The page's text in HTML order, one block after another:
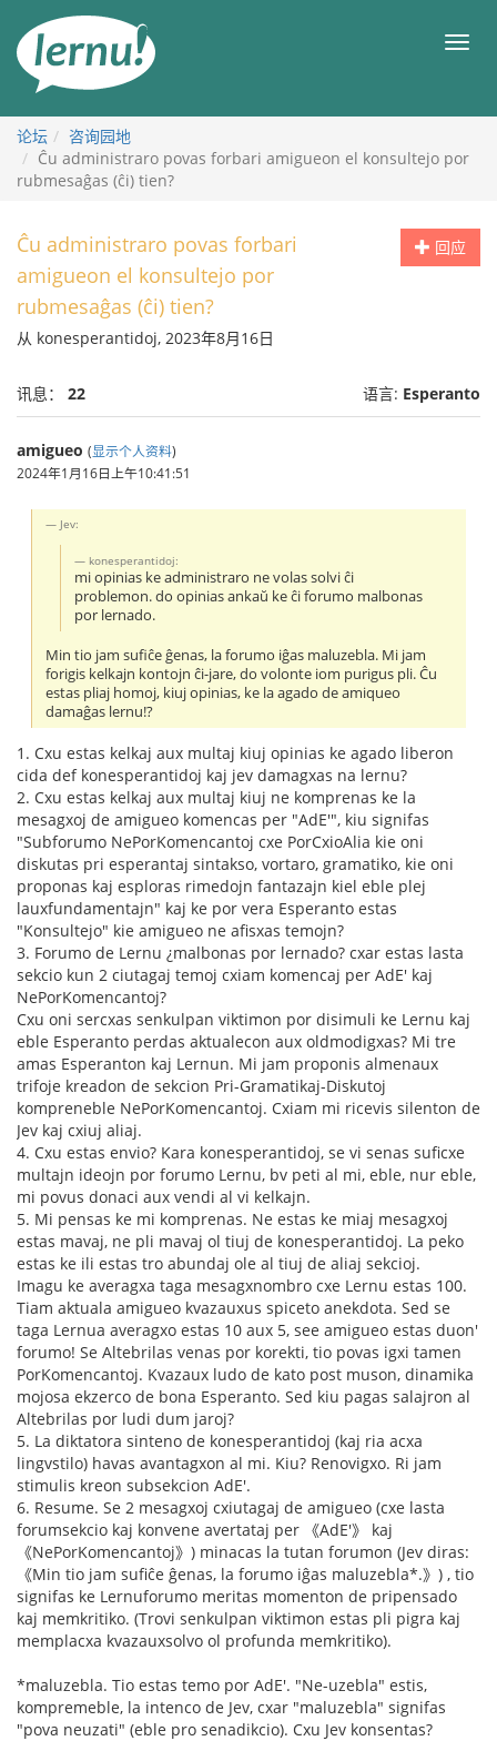
目
论坛
咨询园地
Ĉu administraro povas forbari amigueon el konsultejo por
rubmesaĝas (ĉi) tien?
回应
Ĉu administraro povas forbari
amigueon el konsultejo por
rubmesaĝas (ĉi) tien?
从 konesperantidoj, 2023年8月16日
讯息： 22 语言: Esperanto
amigueo (显示个人资料)
2024年1月16日上午10:41:51
Jev:
konesperantidoj:
mi opinias ke administraro ne volas solvi ĉi
problemon. do opinias ankaŭ ke ĉi forumo malbonas
por lernado.
Min tio jam sufiĉe ĝenas, la forumo iĝas maluzebla. Mi jam
forigis kelkajn kontojn ĉi-jare, do volonte iom purigus pli. Ĉu
estas pliaj homoj, kiuj opinias, ke la agado de amiqueo
damaĝas lernu!?
1. Cxu estas kelkaj aux multaj kiuj opinias ke agado liberon
cida def konesperantidoj kaj jev damagxas na lernu?
2. Cxu estas kelkaj aux multaj kiuj ne komprenas ke la
mesagxoj de amigueo komencas per "AdE'", kiu signifas
"Subforumo NePorKomencantoj cxe PorCxioAlia kie oni
diskutas pri esperantaj sintakso, vortaro, gramatiko, kie oni
proponas kaj esploras rimedojn fantazajn kiel eble plej
lauxfundamentajn" kaj ke por vera Esperanto estas
"Konsultejo" kie amigueo ne afisxas temojn?
3. Forumo de Lernu ¿malbonas por lernado? cxar estas lasta
sekcio kun 2 ciutagaj temoj cxiam komencaj per AdE' kaj
NePorKomencantoj?
Cxu oni sercxas senkulpan viktimon por disimuli ke Lernu kaj
eble Esperanto perdas aktualecon aux oldmodigxas? Mi tre
amas Esperanton kaj Lernun. Mi jam proponis almenaux
trifoje kreadon de sekcion Pri-Gramatikaj-Diskutoj
kompreneble NePorKomencantoj. Cxiam mi ricevis silenton de
Jev kaj cxiuj aliaj.
4. Cxu estas envio? Kara konesperantidoj, se vi senas suficxe
multajn ideojn por forumo Lernu, bv peti al mi, eble, nur eble,
mi povus donaci aux vendi al vi kelkajn.
5. Mi pensas ke mi komprenas. Ne estas ke miaj mesagxoj
estas mavaj, ne pli mavaj ol tiuj de konesperantidoj. La peko
estas ke ili estas tro abundaj ole al tiuj de aliaj sekcioj.
Imagu ke averagxa taga mesagxnombro cxe Lernu estas 100.
Tiam aktuala amigueo kvazauxus spiceto anekdota. Sed se
taga Lernua averagxo estas 10 aux 5, see amigueo estas duon'
forumo! Se Altebrilas venas por korekti, tio povas igxi tamen
PorKomencantoj. Kvazaux ludo de kato post muson, dinamika
mojosa ekzerco de bona Esperanto. Sed kiu pagas salajron al
Altebrilas por ludi dum jaroj?
5. La diktatora sinteno de konesperantidoj (kaj ria acxa
lingvstilo) havas avantagxon al mi. Kiu? Renovigxo. Ri jam
stimulis kreon subsekcion AdE'.
6. Resume. Se 2 mesagxoj cxiutagaj de amigueo (cxe lasta
forumsekcio kaj konvene avertataj per 《AdE'》 kaj
《NePorKomencantoj》) minacas la tutan forumon (Jev diras:
《Min tio jam sufiĉe ĝenas, la forumo iĝas maluzebla*.》) , tio
signifas ke Lernuforumo meritas momenton de pripensado
kaj memkritiko. (Trovi senkulpan viktimon estas pli pigra kaj
memplacxa kvazauxsolvo ol profunda memkritiko).
*maluzebla. Tio estas temo por AdE'. "Ne-uzebla" estis,
kompremeble, la intenco de Jev, cxar "maluzebla" signifas
"pova neuzati" (eble pro senadikcio). Cxu Jev konsentas?